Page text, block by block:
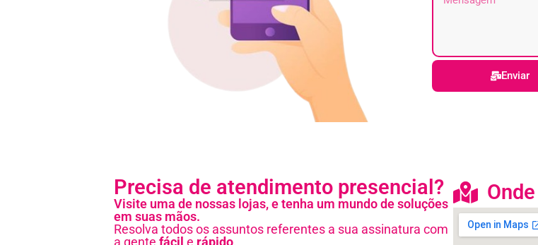
Enviar
Precisa de atendimento presencial?
Visite uma de nossas lojas, e tenha um mundo de soluções
em suas mãos.
Resolva todos os assuntos referentes a sua assinatura com
a gentefácile rápido.